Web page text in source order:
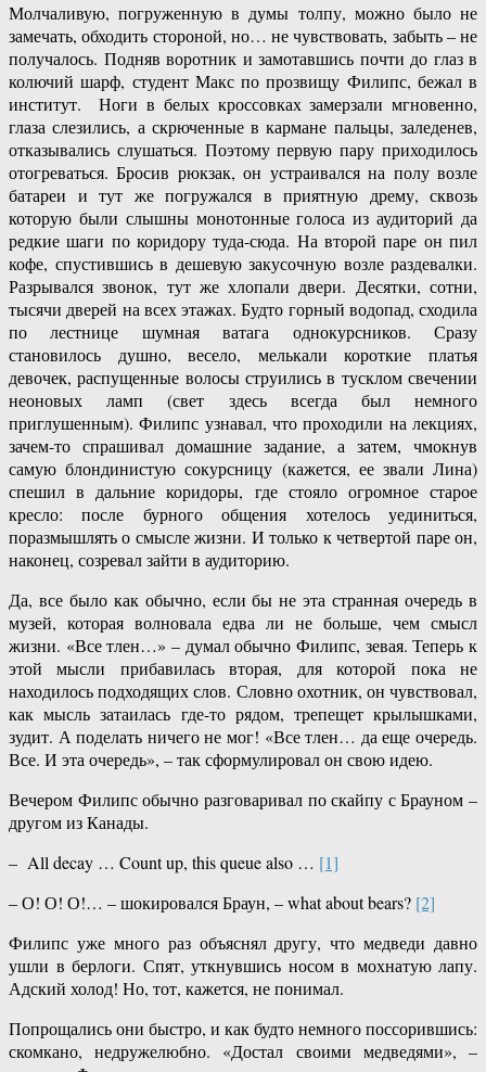
Молчаливую, погруженную в думы толпу, можно было не
замечать, обходить стороной, но… не чувствовать, забыть – не
получалось. Подняв воротник и замотавшись почти до глаз в
колючий шарф, студент Макс по прозвищу Филипс, бежал в
институт. Ноги в белых кроссовках замерзали мгновенно,
глаза слезились, а скрюченные в кармане пальцы, заледенев,
отказывались слушаться. Поэтому первую пару приходилось
отогреваться. Бросив рюкзак, он устраивался на полу возле
батареи и тут же погружался в приятную дрему, сквозь
которую были слышны монотонные голоса из аудиторий да
редкие шаги по коридору туда-сюда. На второй паре он пил
кофе, спустившись в дешевую закусочную возле раздевалки.
Разрывался звонок, тут же хлопали двери. Десятки, сотни,
тысячи дверей на всех этажах. Будто горный водопад, сходила
по лестнице шумная ватага однокурсников. Сразу
становилось душно, весело, мелькали короткие платья
девочек, распущенные волосы струились в тусклом свечении
неоновых ламп (свет здесь всегда был немного
приглушенным). Филипс узнавал, что проходили на лекциях,
зачем-то спрашивал домашние задание, а затем, чмокнув
самую блондинистую сокурсницу (кажется, ее звали Лина)
спешил в дальние коридоры, где стояло огромное старое
кресло: после бурного общения хотелось уединиться,
поразмышлять о смысле жизни. И только к четвертой паре он,
наконец, созревал зайти в аудиторию.
Да, все было как обычно, если бы не эта странная очередь в
музей, которая волновала едва ли не больше, чем смысл
жизни. «Все тлен…» – думал обычно Филипс, зевая. Теперь к
этой мысли прибавилась вторая, для которой пока не
находилось подходящих слов. Словно охотник, он чувствовал,
как мысль затаилась где-то рядом, трепещет крылышками,
зудит. А поделать ничего не мог! «Все тлен… да еще очередь.
Все. И эта очередь», – так сформулировал он свою идею.
Вечером Филипс обычно разговаривал по скайпу с Брауном –
другом из Канады.
– All decay … Count up, this queue also … [1]
– О! О! О!… – шокировался Браун, – what about bears? [2]
Филипс уже много раз объяснял другу, что медведи давно
ушли в берлоги. Спят, уткнувшись носом в мохнатую лапу.
Адский холод! Но, тот, кажется, не понимал.
Попрощались они быстро, и как будто немного поссорившись:
скомкано, недружелюбно. «Достал своими медведями», –